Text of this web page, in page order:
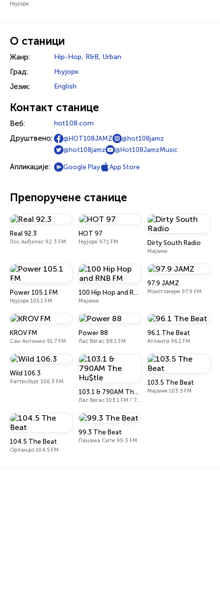
Њујорк
О станици
Жанр: Hip-Hop, R&B, Urban
Град: Њујорк
Језик: English
Контакт станице
Веб: hot108.com
Друштвено: @HOT108JAMZ
@hot108jamz
@hot108jamz
@Hot108JamzMusic
Апликације: Google Play App Store
Препоручене станице
Real 92.3
Лос Анђелес 92.3 FM
HOT 97
Њујорк 97.1 FM Dirty South Radio
Мајами
Power 105.1 FM
Њујорк 105.1 FM
100 Hip Hop and RNB FM
Мајами
97.9 JAMZ
Монтгомери 97.9 FM
KROV FM
Сан Антонио 91.7 FM
Power 88
Лас Вегас 88.1 FM
96.1 The Beat
Атланта 96.1 FM
Wild 106.3
Хаттисбург 106.3 FM
103.1 & 790AM The Hu$tle
Лас Вегас 103.1 FM / 790 AM
103.5 The Beat
Мајами 103.5 FM
104.5 The Beat
Орландо 104.5 FM
99.3 The Beat
Панама Сити 99.3 FM